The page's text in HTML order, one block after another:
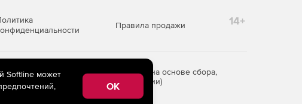
Правила продажи 14+
предоставления информации на основе сбора,
на территории Российской Федерации)
Softline может
OK